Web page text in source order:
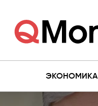
ЭКОНОМИКА